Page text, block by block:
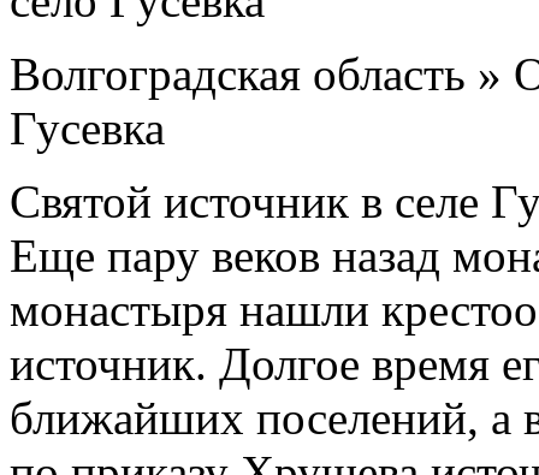
Волгоградская область »
Гусевка
Святой источник в селе
Еще пару веков назад
монастыря нашли
источник. Долгое время
ближайших поселений, а